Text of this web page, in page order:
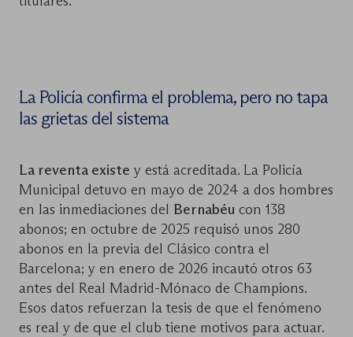
La Policía confirma el problema, pero no tapa
las grietas del sistema
La reventa existe y está acreditada. La Policía
Municipal detuvo en mayo de 2024 a dos hombres
en las inmediaciones del Bernabéu con 138
abonos; en octubre de 2025 requisó unos 280
abonos en la previa del Clásico contra el
Barcelona; y en enero de 2026 incautó otros 63
antes del Real Madrid-Mónaco de Champions.
Esos datos refuerzan la tesis de que el fenómeno
es real y de que el club tiene motivos para actuar.